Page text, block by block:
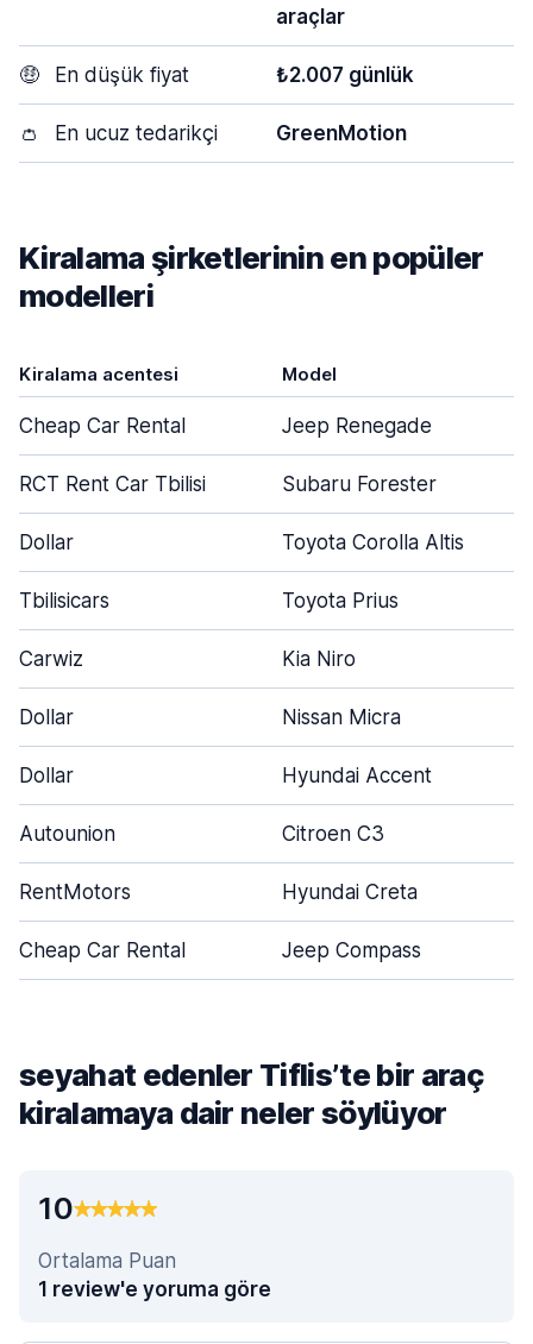
araçlar
🤑 En düşük fiyat ₺2.007 günlük
👛 En ucuz tedarikçi GreenMotion
Kiralama şirketlerinin en popüler
modelleri
Kiralama acentesi Model
Cheap Car Rental Jeep Renegade
RCT Rent Car Tbilisi Subaru Forester
Dollar Toyota Corolla Altis
Tbilisicars Toyota Prius
Carwiz Kia Niro
Dollar Nissan Micra
Dollar Hyundai Accent
Autounion Citroen C3
RentMotors Hyundai Creta
Cheap Car Rental Jeep Compass
seyahat edenler Tiflis’te bir araç
kiralamaya dair neler söylüyor
10
Ortalama Puan
1 review'e yoruma göre